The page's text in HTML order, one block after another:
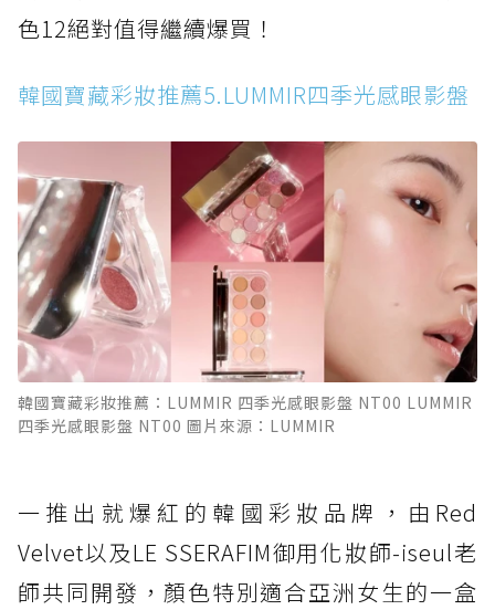
色12絕對值得繼續爆買！
韓國寶藏彩妝推薦5.LUMMIR四季光感眼影盤
韓國寶藏彩妝推薦：LUMMIR 四季光感眼影盤 NT00 LUMMIR
四季光感眼影盤 NT00 圖片來源：LUMMIR
一推出就爆紅的韓國彩妝品牌，由Red
Velvet以及LE SSERAFIM御用化妝師-iseul老
師共同開發，顏色特別適合亞洲女生的一盒